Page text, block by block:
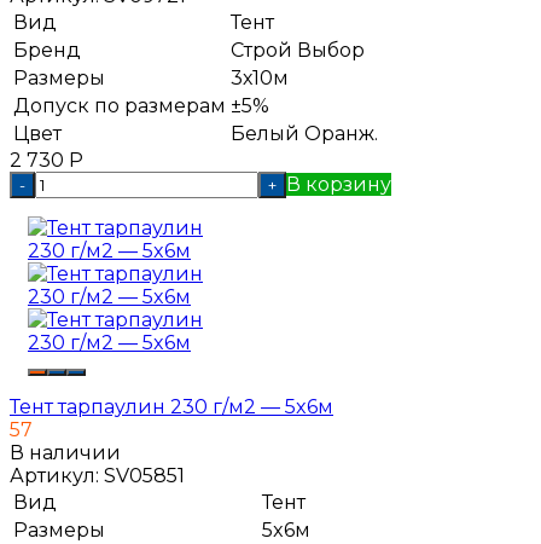
Вид
Тент
Бренд
Строй Выбор
Размеры
3х10м
Допуск по размерам ±5%
Цвет
Белый Оранж.
2 730 Р
- + В корзину
Тент тарпаулин 230 г/м2 — 5x6м
57
В наличии
Артикул: SV05851
Вид
Тент
Размеры
5x6м